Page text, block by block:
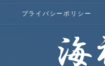
プライバシーポリシー